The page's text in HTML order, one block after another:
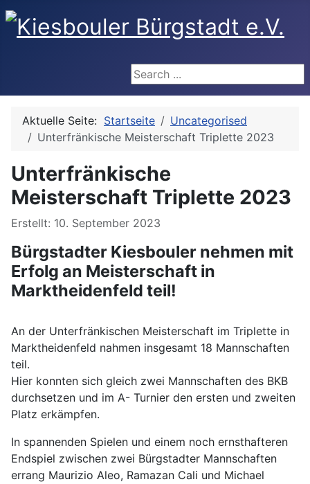
Search ...
Aktuelle Seite: Startseite
Uncategorised
Unterfränkische Meisterschaft Triplette 2023
Unterfränkische
Meisterschaft Triplette 2023
Details
Erstellt: 10. September 2023
Bürgstadter Kiesbouler nehmen mit
Erfolg an Meisterschaft in
Marktheidenfeld teil!
An der Unterfränkischen Meisterschaft im Triplette in
Marktheidenfeld nahmen insgesamt 18 Mannschaften
teil.
Hier konnten sich gleich zwei Mannschaften des BKB
durchsetzen und im A- Turnier den ersten und zweiten
Platz erkämpfen.
In spannenden Spielen und einem noch ernsthafteren
Endspiel zwischen zwei Bürgstadter Mannschaften
errang Maurizio Aleo, Ramazan Cali und Michael